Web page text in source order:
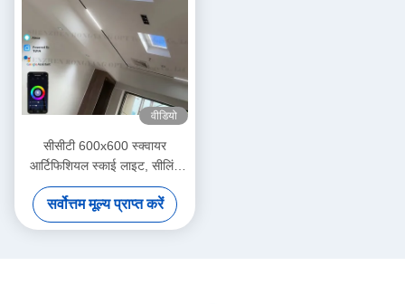
वीडियो
सीसीटी 600x600 स्क्वायर
आर्टिफिशियल स्काई लाइट, सीलिंग
एलईडी सिमुलेट सनलाइट
सर्वोत्तम मूल्य प्राप्त करें